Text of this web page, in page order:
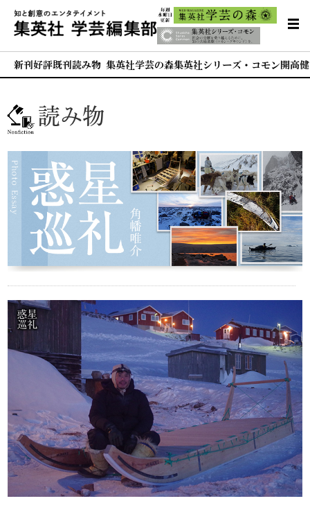
新刊 好評既刊 読み物 集英社学芸の森集英社シリーズ・コモン 開高
読み物